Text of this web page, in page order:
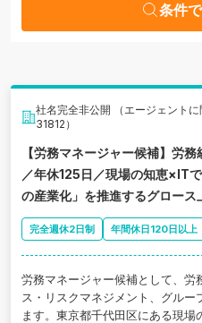
条件
社名完全非公開 （エージェント
31812）
【労務マネージャー候補】労
／年休125日／現場の知恵×IT
の産業化」を推進するグロース
完全週休2日制 年間休日120日以上
労務マネージャー候補として、労
ス・リスクマネジメント、グルー
ます。東京都千代田区にある現